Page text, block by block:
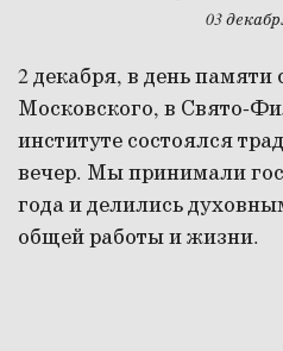
03
2 декабря, в день
Московского, в Свято-
институте состоялся
вечер. Мы принимали
года и делились
общей работы и жизни.